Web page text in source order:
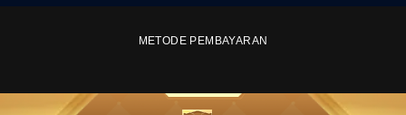
METODE PEMBAYARAN